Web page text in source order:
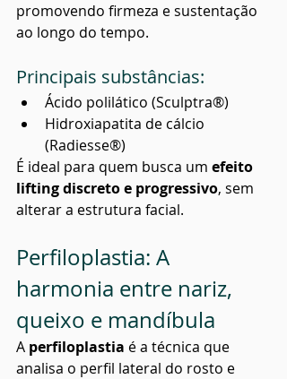
promovendo firmeza e sustentação
ao longo do tempo.
Principais substâncias:
Ácido polilático (Sculptra®)
Hidroxiapatita de cálcio
(Radiesse®)
É ideal para quem busca um efeito
lifting discreto e progressivo, sem
alterar a estrutura facial.
Perfiloplastia: A
harmonia entre nariz,
queixo e mandíbula
A perfiloplastia é a técnica que
analisa o perfil lateral do rosto e